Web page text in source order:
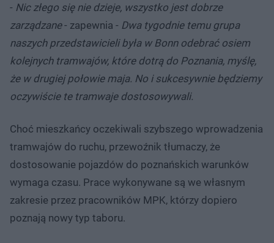
- Nic złego się nie dzieje, wszystko jest dobrze
zarządzane- zapewnia - Dwa tygodnie temu grupa
naszych przedstawicieli była w Bonn odebrać osiem
kolejnych tramwajów, które dotrą do Poznania, myślę,
że w drugiej połowie maja. No i sukcesywnie będziemy
oczywiście te tramwaje dostosowywali.
Choć mieszkańcy oczekiwali szybszego wprowadzenia
tramwajów do ruchu, przewoźnik tłumaczy, że
dostosowanie pojazdów do poznańskich warunków
wymaga czasu. Prace wykonywane są we własnym
zakresie przez pracowników MPK, którzy dopiero
poznają nowy typ taboru.